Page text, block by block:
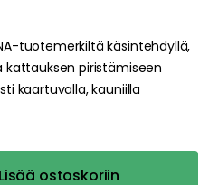
tuotemerkiltä käsintehdyllä,
piristämiseen
kaartuvalla, kauniilla
Lisää ostoskoriin